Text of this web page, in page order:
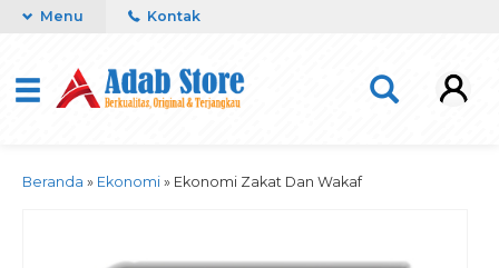
Menu Kontak
Beranda » Ekonomi » Ekonomi Zakat Dan Wakaf